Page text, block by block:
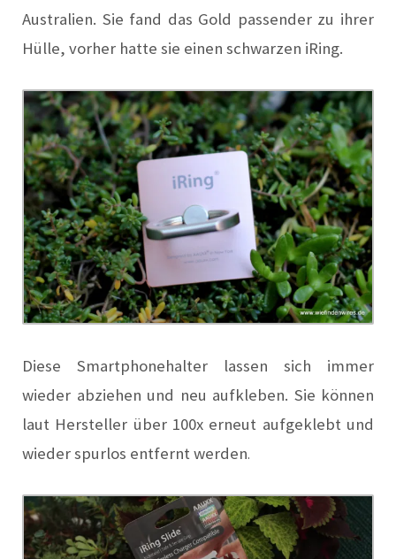
Australien. Sie fand das Gold passender zu ihrer
Hülle, vorher hatte sie einen schwarzen iRing.
Diese Smartphonehalter lassen sich immer
wieder abziehen und neu aufkleben. Sie können
laut Hersteller über 100x erneut aufgeklebt und
wieder spurlos entfernt werden.